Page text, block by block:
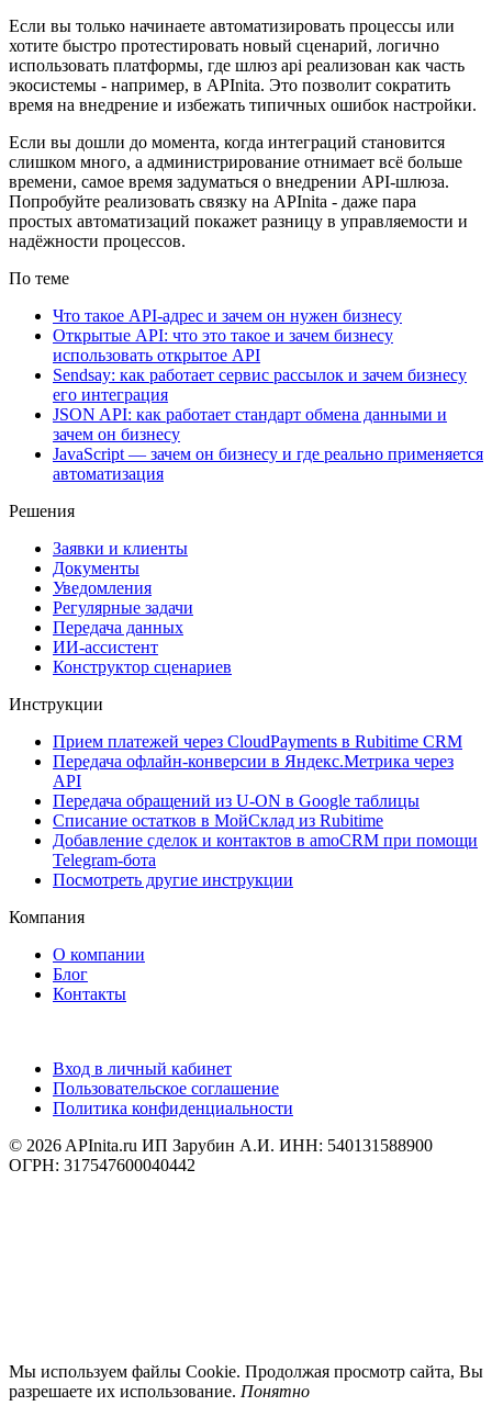
Если вы только начинаете автоматизировать процессы или
хотите быстро протестировать новый сценарий, логично
использовать платформы, где шлюз api реализован как часть
экосистемы - например, в APInita. Это позволит сократить
время на внедрение и избежать типичных ошибок настройки.
Если вы дошли до момента, когда интеграций становится
слишком много, а администрирование отнимает всё больше
времени, самое время задуматься о внедрении API-шлюза.
Попробуйте реализовать связку на APInita - даже пара
простых автоматизаций покажет разницу в управляемости и
надёжности процессов.
По теме
Что такое API-адрес и зачем он нужен бизнесу
Открытые API: что это такое и зачем бизнесу
использовать открытое API
Sendsay: как работает сервис рассылок и зачем бизнесу
его интеграция
JSON API: как работает стандарт обмена данными и
зачем он бизнесу
JavaScript — зачем он бизнесу и где реально применяется
автоматизация
Решения
Заявки и клиенты
Документы
Уведомления
Регулярные задачи
Передача данных
ИИ-ассистент
Конструктор сценариев
Инструкции
Прием платежей через CloudPayments в Rubitime CRM
Передача офлайн-конверсии в Яндекс.Метрика через
API
Передача обращений из U-ON в Google таблицы
Списание остатков в МойСклад из Rubitime
Добавление сделок и контактов в amoCRM при помощи
Telegram-бота
Посмотреть другие инструкции
Компания
О компании
Блог
Контакты
Вход в личный кабинет
Пользовательское соглашение
Политика конфиденциальности
© 2026 APInita.ru ИП Зарубин А.И. ИНН: 540131588900
ОГРН: 317547600040442
Мы используем файлы Cookie. Продолжая просмотр сайта, Вы
разрешаете их использование. Понятно